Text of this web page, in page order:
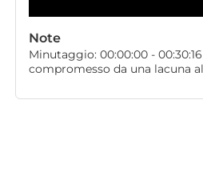
Note
Minutaggio: 00:00:00 -
compromesso da una lacuna